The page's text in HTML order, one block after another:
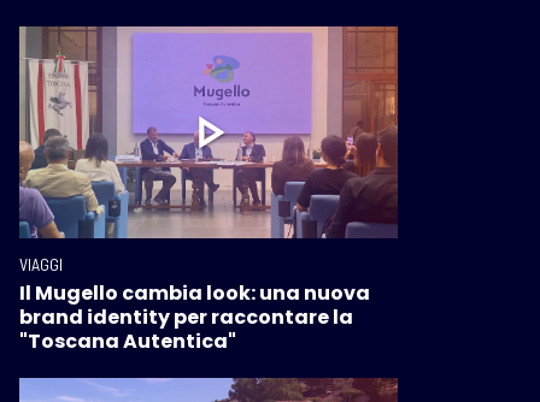
VIAGGI
Il Mugello cambia look: una nuova
brand identity per raccontare la
"Toscana Autentica"